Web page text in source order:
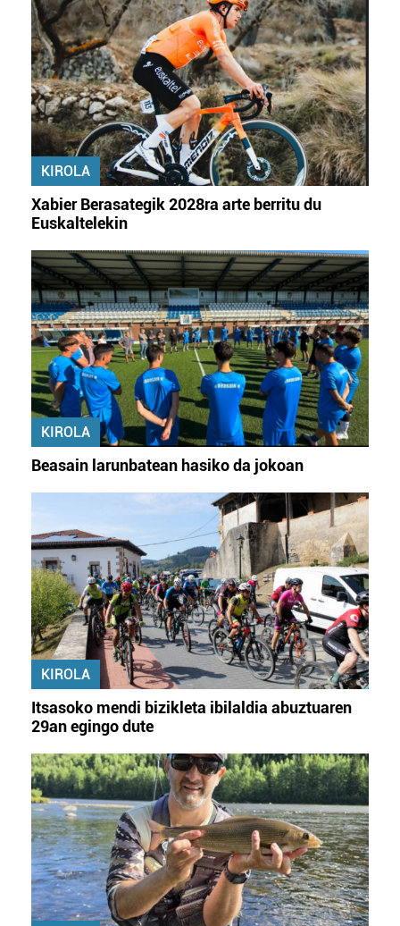
KIROLA
Xabier Berasategik 2028ra arte berritu du
Euskaltelekin
KIROLA
Beasain larunbatean hasiko da jokoan
KIROLA
Itsasoko mendi bizikleta ibilaldia abuztuaren
29an egingo dute